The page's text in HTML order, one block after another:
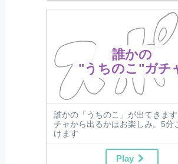
誰かの
"うちのこ"ガチ
誰かの「うちのこ」が出てきま
チャから出るかはお楽しみ。5分
けます
Play